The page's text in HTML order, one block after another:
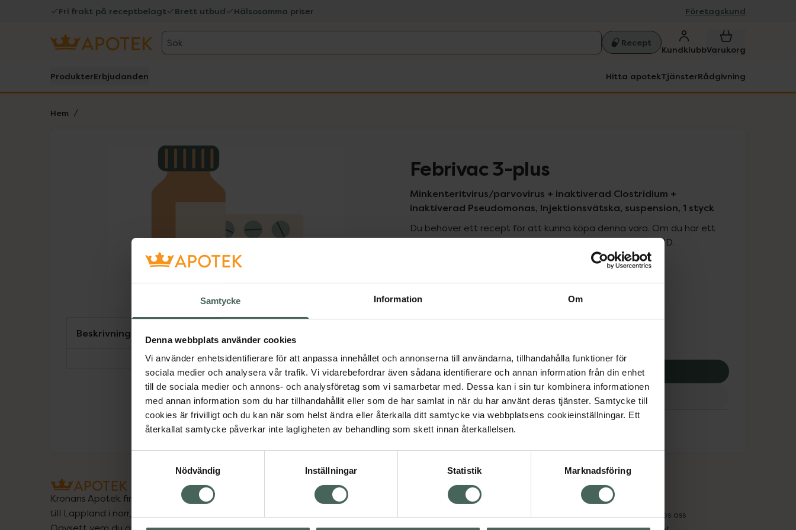
Samtycke Information Om
Denna webbplats använder cookies
Vi använder enhetsidentifierare för att anpassa innehållet och annonserna till användarna, tillhandahålla funktioner för
sociala medier och analysera vår trafik. Vi vidarebefordrar även sådana identifierare och annan information från din enhet
till de sociala medier och annons- och analysföretag som vi samarbetar med. Dessa kan i sin tur kombinera informationen
med annan information som du har tillhandahållit eller som de har samlat in när du har använt deras tjänster. Samtycke till
cookies är frivilligt och du kan när som helst ändra eller återkalla ditt samtycke via webbplatsens cookieinställningar. Ett
återkallat samtycke påverkar inte lagligheten av behandling som skett innan återkallelsen.
Nödvändig
Inställningar Statistik Marknadsföring
Fri frakt på receptbelagt Brett utbud Hälsosamma priser Företagskund
Sök Recept
KundklubbVarukorg
ProdukterErbjudanden Hitta apotekTjänsterRådgivning
Hem
Lista: . Innehåller 1 objekt. Febrivac 3-plus
Minkenteritvirus/parvovirus + inaktiverad Clostridium +
inaktiverad Pseudomonas, Injektionsvätska, suspension, 1 styck
Du behöver ett recept för att kunna köpa denna vara. Om du har ett
recept kan du handla genom att logga in med ditt bank-ID.
Högkostnadsskyddet gäller inte
0 kr
Köp via ditt recept
Aktuella erbjudanden
Beskrivning
Kronans Apotek finns här för dig. Du hittar oss från Skåne i syd
till Lappland i norr, och online i mobilen och på datorn.
Oavsett vem du är så är det vårt uppdrag att hjälpa just dig
Om recept och läkemedel
Jobba hos oss